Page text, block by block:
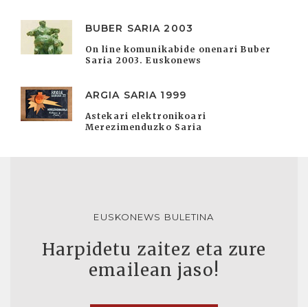
BUBER SARIA 2003
On line komunikabide onenari Buber
Saria 2003. Euskonews
ARGIA SARIA 1999
Astekari elektronikoari
Merezimenduzko Saria
EUSKONEWS BULETINA
Harpidetu zaitez eta zure
emailean jaso!